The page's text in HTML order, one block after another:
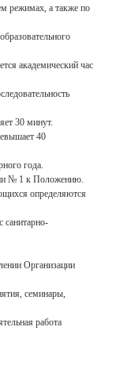
режимах, а также по
академический час
30 минут.
40
года.
№ 1 к Положению.
определяются
санитарно-
Организации
семинары,
работа